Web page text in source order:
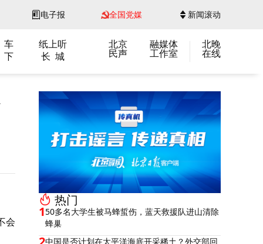
电子报 全国党媒 新闻滚动
车
纸上听
下 长 城
北京
民声
融媒体
工作室
北晚
在线
会
热门
150多名大学生被马蜂蜇伤，蓝天救援队进山清除
蜂巢
中国是否计划在太平洋海底开采稀土？外交部回